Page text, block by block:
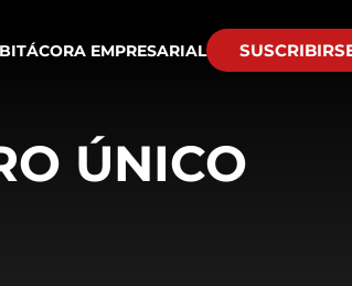
BITÁCORA EMPRESARIAL
ÚNICO